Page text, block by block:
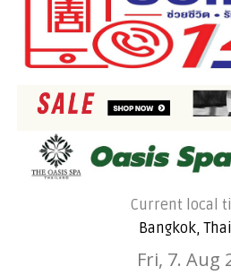
Current local
Bangkok,